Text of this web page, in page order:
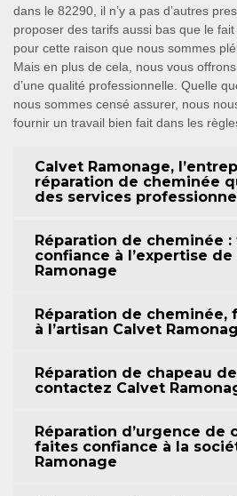
dans le 82290, il n’y a pas d’autres
proposer des tarifs aussi bas que le
pour cette raison que nous sommes
Mais en plus de cela, nous vous
d’une qualité professionnelle. Quelle
nous sommes censé assurer, nous
fournir un travail bien fait dans les
Calvet Ramonage,
réparation de cheminée
des services
Réparation de cheminée
confiance à l’expertise de
Ramonage
Réparation de cheminée,
à l’artisan Calvet
Réparation de chapeau
contactez Calvet
Réparation d’urgence de
faites confiance à la
Ramonage